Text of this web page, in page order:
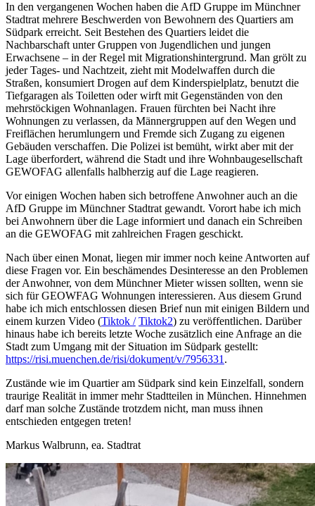
In den vergangenen Wochen haben die AfD Gruppe im Münchner
Stadtrat mehrere Beschwerden von Bewohnern des Quartiers am
Südpark erreicht. Seit Bestehen des Quartiers leidet die
Nachbarschaft unter Gruppen von Jugendlichen und jungen
Erwachsene – in der Regel mit Migrationshintergrund. Man grölt zu
jeder Tages- und Nachtzeit, zieht mit Modelwaffen durch die
Straßen, konsumiert Drogen auf dem Kinderspielplatz, benutzt die
Tiefgaragen als Toiletten oder wirft mit Gegenständen von den
mehrstöckigen Wohnanlagen. Frauen fürchten bei Nacht ihre
Wohnungen zu verlassen, da Männergruppen auf den Wegen und
Freiflächen herumlungern und Fremde sich Zugang zu eigenen
Gebäuden verschaffen. Die Polizei ist bemüht, wirkt aber mit der
Lage überfordert, während die Stadt und ihre Wohnbaugesellschaft
GEWOFAG allenfalls halbherzig auf die Lage reagieren.
Vor einigen Wochen haben sich betroffene Anwohner auch an die
AfD Gruppe im Münchner Stadtrat gewandt. Vorort habe ich mich
bei Anwohnern über die Lage informiert und danach ein Schreiben
an die GEWOFAG mit zahlreichen Fragen geschickt.
Nach über einen Monat, liegen mir immer noch keine Antworten auf
diese Fragen vor. Ein beschämendes Desinteresse an den Problemen
der Anwohner, von dem Münchner Mieter wissen sollten, wenn sie
sich für GEOWFAG Wohnungen interessieren. Aus diesem Grund
habe ich mich entschlossen diesen Brief nun mit einigen Bildern und
einem kurzen Video (Tiktok / Tiktok2) zu veröffentlichen. Darüber
hinaus habe ich bereits letzte Woche zusätzlich eine Anfrage an die
Stadt zum Umgang mit der Situation im Südpark gestellt:
https://risi.muenchen.de/risi/dokument/v/7956331 .
Zustände wie im Quartier am Südpark sind kein Einzelfall, sondern
traurige Realität in immer mehr Stadtteilen in München. Hinnehmen
darf man solche Zustände trotzdem nicht, man muss ihnen
entschieden entgegen treten!
Markus Walbrunn, ea. Stadtrat